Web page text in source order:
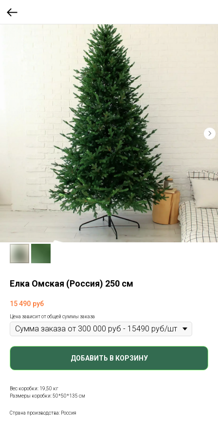
Елка Омская (Россия) 250 см
15 490 руб
Цена зависит от общей суммы заказа
ДОБАВИТЬ В КОРЗИНУ
Вес коробки: 19,50 кг
Размеры коробки: 50*50*135 см
Страна производства: Россия